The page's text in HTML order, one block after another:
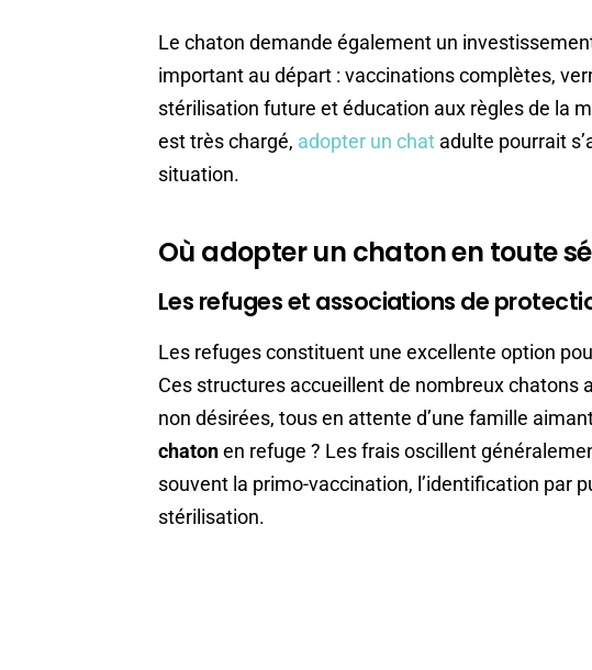
Le chaton demande également un
important au départ : vaccinations complètes,
stérilisation future et éducation aux règles de la
est très chargé, adopter un chat adulte pourrait
situation.
Où adopter un chaton en toute
Les refuges et associations de
Les refuges constituent une excellente option
Ces structures accueillent de nombreux chatons
non désirées, tous en attente d’une famille
chatonen refuge ? Les frais oscillent
souvent la primo-vaccination, l’identification par
stérilisation.